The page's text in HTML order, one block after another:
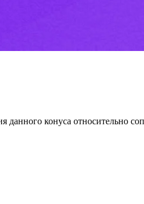
данного конуса относительно